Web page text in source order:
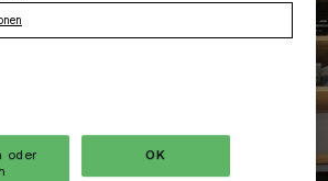
oder
OK